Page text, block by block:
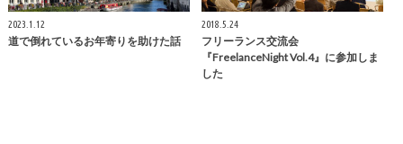
2023.1.12
道で倒れているお年寄りを助けた話
2018.5.24
フリーランス交流会
『FreelanceNight Vol.4』に参加しま
した